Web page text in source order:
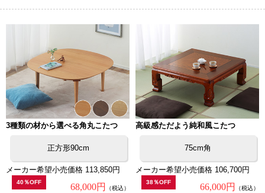
3種類の材から選べる角丸こたつ
正方形90cm
メーカー希望小売価格 113,850円
40％OFF 68,000円 （税込）
高級感ただよう純和風こたつ
75cm角
メーカー希望小売価格 106,700円
38％OFF 66,000円 （税込）